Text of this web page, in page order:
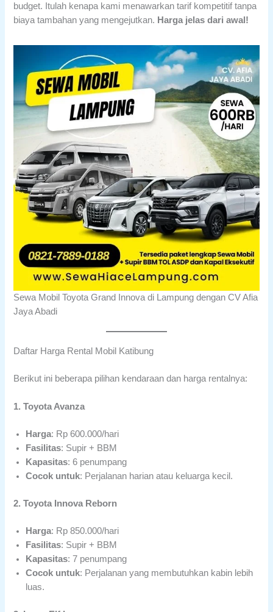
budget. Itulah kenapa kami menawarkan tarif kompetitif tanpa
biaya tambahan yang mengejutkan. Harga jelas dari awal!
Sewa Mobil Toyota Grand Innova di Lampung dengan CV Afia
Jaya Abadi
Daftar Harga Rental Mobil Katibung
Berikut ini beberapa pilihan kendaraan dan harga rentalnya:
1. Toyota Avanza
Harga: Rp 600.000/hari
Fasilitas: Supir + BBM
Kapasitas: 6 penumpang
Cocok untuk: Perjalanan harian atau keluarga kecil.
2. Toyota Innova Reborn
Harga: Rp 850.000/hari
Fasilitas: Supir + BBM
Kapasitas: 7 penumpang
Cocok untuk: Perjalanan yang membutuhkan kabin lebih
luas.